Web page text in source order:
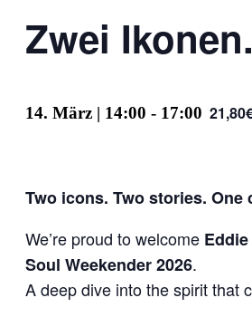
Zwei
14. März | 14:00 - 17:00
Two icons. Two stories. One
We’re proud to welcome
Soul Weekender 2026.
A deep dive into the spirit that